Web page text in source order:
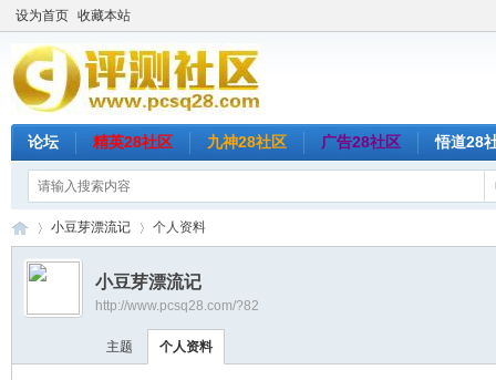
设为首页 收藏本站
论坛 精英28社区 九神28社区 广告28社区 悟道28
›
小豆芽漂流记 个人资料
小豆芽漂流记
http://www.pcsq28.com/?82
主题 个人资料